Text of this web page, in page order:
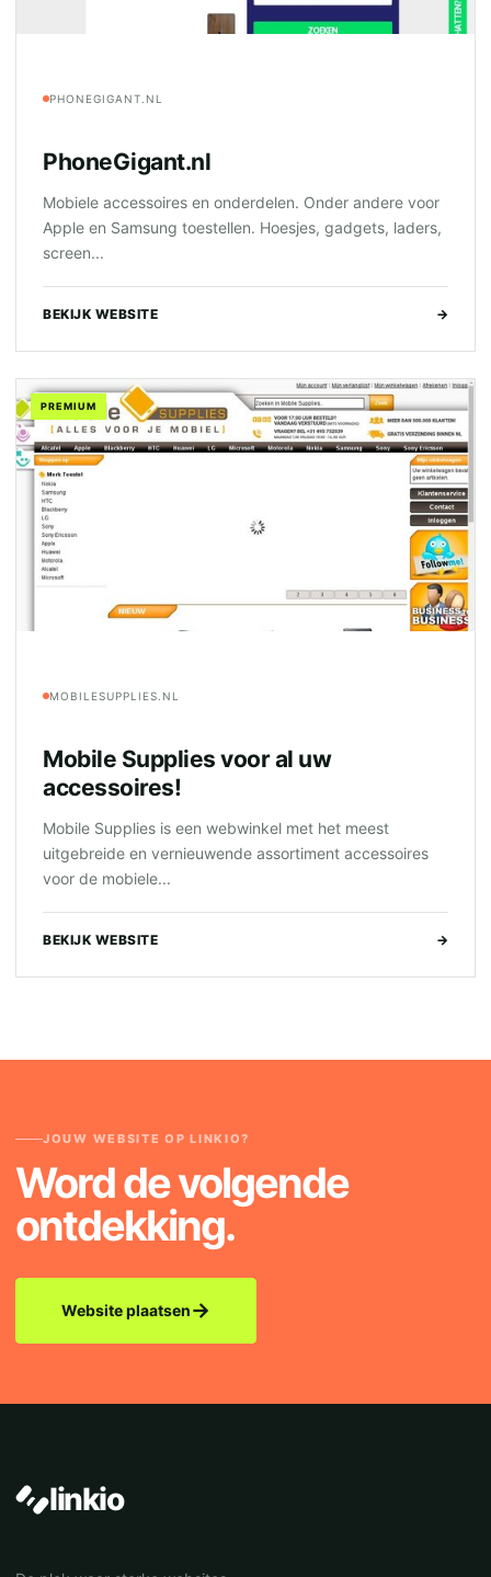
PHONEGIGANT.NL
PhoneGigant.nl
Mobiele accessoires en onderdelen. Onder andere voor
Apple en Samsung toestellen. Hoesjes, gadgets, laders,
screen...
BEKIJK WEBSITE →
PREMIUM
MOBILESUPPLIES.NL
Mobile Supplies voor al uw
accessoires!
Mobile Supplies is een webwinkel met het meest
uitgebreide en vernieuwende assortiment accessoires
voor de mobiele...
BEKIJK WEBSITE →
JOUW WEBSITE OP LINKIO?
Word de volgende
ontdekking.
Website plaatsen→
linkio